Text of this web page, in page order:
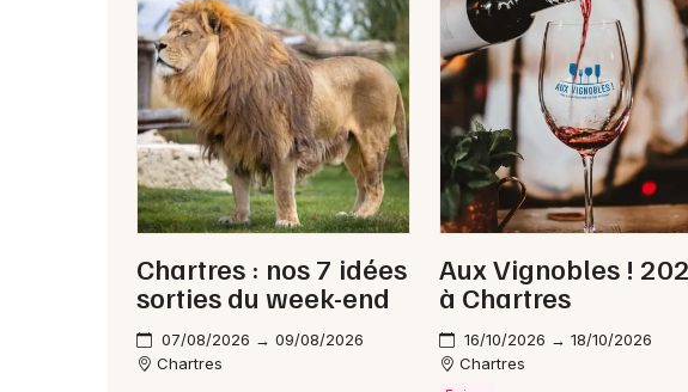
Chartres : nos 7 idées
sorties du week-end
07/08/2026 → 09/08/2026
Chartres
Aux Vignobles !
à Chartres
16/10/2026 → 18/10/2026
Chartres